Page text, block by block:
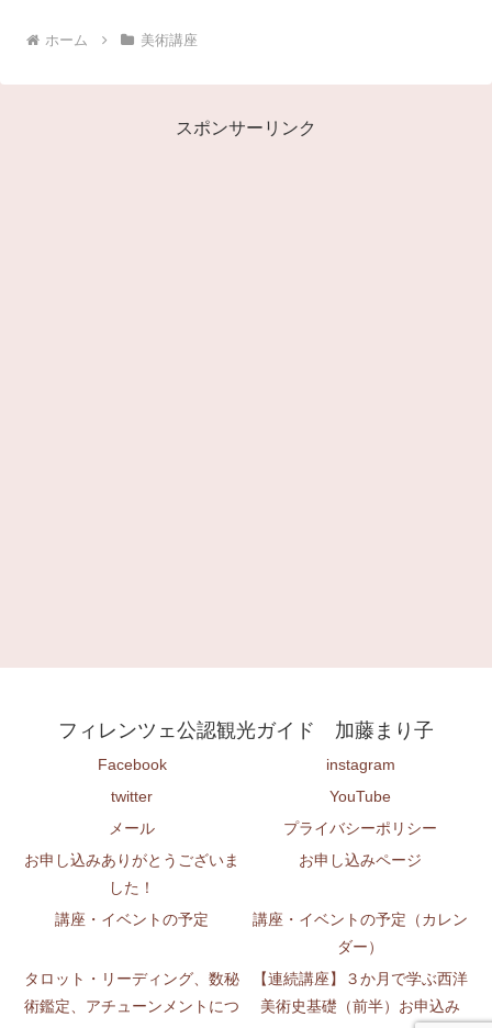
ホーム 美術講座
スポンサーリンク
フィレンツェ公認観光ガイド 加藤まり子
Facebook
instagram
twitter
YouTube
メール
プライバシーポリシー
お申し込みありがとうございま
した！
お申し込みページ
講座・イベントの予定
講座・イベントの予定（カレン
ダー）
タロット・リーディング、数秘
術鑑定、アチューンメントにつ
【連続講座】３か月で学ぶ西洋
美術史基礎（前半）お申込み